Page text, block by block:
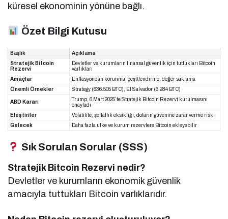
küresel ekonominin yönüne bağlı.
Özet Bilgi Kutusu
Başlık
Açıklama
Stratejik Bitcoin
Rezervi
Devletler ve kurumların finansal güvenlik için tuttukları Bitcoin
varlıkları
Amaçlar
Enflasyondan korunma, çeşitlendirme, değer saklama
Önemli Örnekler
Strategy (636.505 BTC), El Salvador (6.284 BTC)
ABD Kararı
Trump, 6 Mart 2025’te Stratejik Bitcoin Rezervi kurulmasını
onayladı
Eleştiriler
Volatilite, şeffaflık eksikliği, doların güvenine zarar verme riski
Gelecek
Daha fazla ülke ve kurum rezervlere Bitcoin ekleyebilir
Sık Sorulan Sorular (SSS)
Stratejik Bitcoin Rezervi nedir?
Devletler ve kurumların ekonomik güvenlik
amacıyla tuttukları Bitcoin varlıklarıdır.